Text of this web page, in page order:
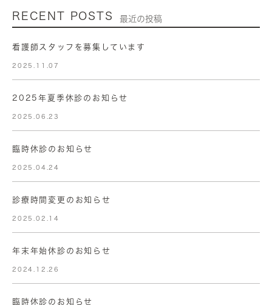
RECENT POSTS 最近の投稿
看護師スタッフを募集しています
2025.11.07
2025年夏季休診のお知らせ
2025.06.23
臨時休診のお知らせ
2025.04.24
診療時間変更のお知らせ
2025.02.14
年末年始休診のお知らせ
2024.12.26
臨時休診のお知らせ